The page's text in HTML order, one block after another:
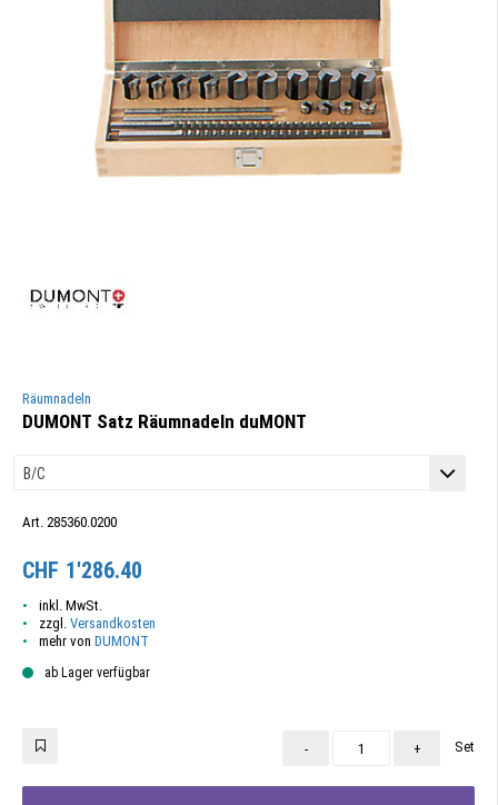
Räumnadeln
DUMONT Satz Räumnadeln duMONT
Art. 285360.0200
CHF 1'286.40
inkl. MwSt.
zzgl. Versandkosten
mehr von DUMONT
ab Lager verfügbar
- + Set